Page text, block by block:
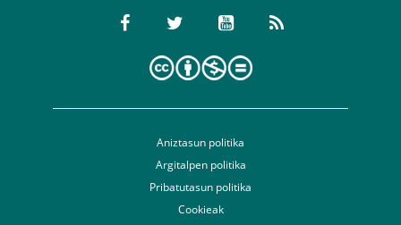
Aniztasun politika
Argitalpen politika
Pribatutasun politika
Cookieak